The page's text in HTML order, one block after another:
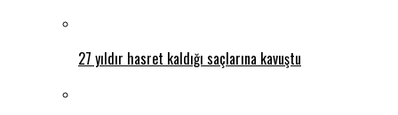
27 yıldır hasret kaldığı saçlarına kavuştu